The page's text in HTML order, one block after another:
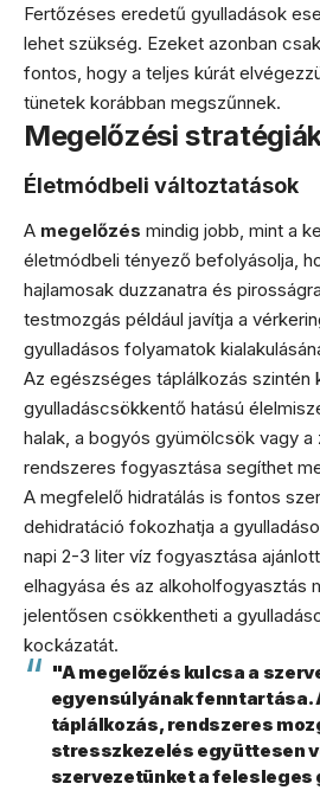
Fertőzéses eredetű gyulladások
lehet szükség. Ezeket azonban
fontos, hogy a teljes kúrát
tünetek korábban megszűnnek.
Megelőzési
Életmódbeli változtatások
A megelőzés mindig jobb, mint a
életmódbeli tényező befolyásolja,
hajlamosak duzzanatra és
testmozgás például javítja a
gyulladásos folyamatok
Az egészséges táplálkozás szintén
gyulladáscsökkentő hatású
halak, a bogyós gyümölcsök vagy
rendszeres fogyasztása segíthet
A megfelelő hidratálás is fontos
dehidratáció fokozhatja a
napi 2-3 liter víz fogyasztása
elhagyása és az alkoholfogyasztás
jelentősen csökkentheti a
kockázatát.
"A megelőzés kulcsa a
egyensúlyának fenntartása.
táplálkozás, rendszeres
stresszkezelés együttesen
szervezetünket a felesleges